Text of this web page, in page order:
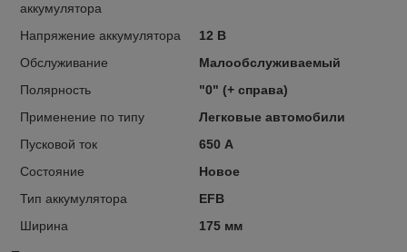
аккумулятора
Напряжение аккумулятора
12 В
Обслуживание
Малообслуживаемый
Полярность
"0" (+ справа)
Применение по типу
Легковые автомобили
Пусковой ток
650 А
Состояние
Новое
Тип аккумулятора
EFB
Ширина
175 мм